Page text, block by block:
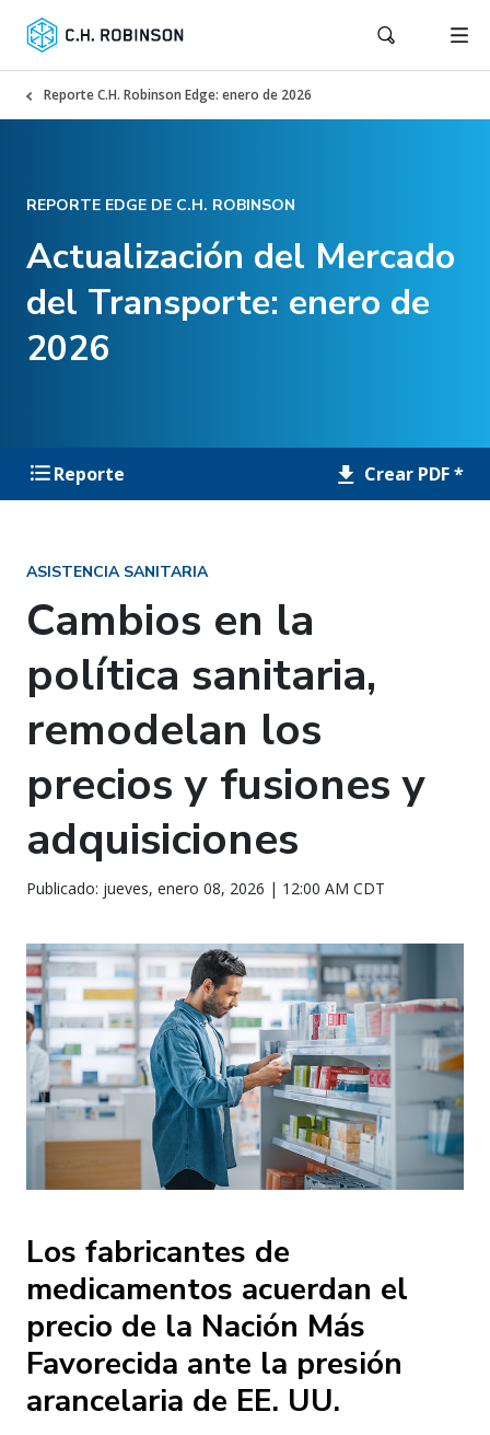
Reporte C.H. Robinson Edge: enero de 2026
REPORTE EDGE DE C.H. ROBINSON
Actualización del Mercado
del Transporte: enero de
2026
Reporte Crear PDF *
ASISTENCIA SANITARIA
Cambios en la
política sanitaria,
remodelan los
precios y fusiones y
adquisiciones
Publicado: jueves, enero 08, 2026 | 12:00 AM CDT
Los fabricantes de
medicamentos acuerdan el
precio de la Nación Más
Favorecida ante la presión
arancelaria de EE. UU.